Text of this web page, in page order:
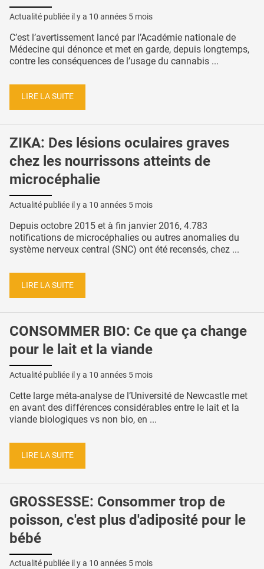
Actualité publiée il y a 10 années 5 mois
C’est l’avertissement lancé par l’Académie nationale de
Médecine qui dénonce et met en garde, depuis longtemps,
contre les conséquences de l’usage du cannabis ...
LIRE LA SUITE
ZIKA: Des lésions oculaires graves
chez les nourrissons atteints de
microcéphalie
Actualité publiée il y a 10 années 5 mois
Depuis octobre 2015 et à fin janvier 2016, 4.783
notifications de microcéphalies ou autres anomalies du
système nerveux central (SNC) ont été recensés, chez ...
LIRE LA SUITE
CONSOMMER BIO: Ce que ça change
pour le lait et la viande
Actualité publiée il y a 10 années 5 mois
Cette large méta-analyse de l’Université de Newcastle met
en avant des différences considérables entre le lait et la
viande biologiques vs non bio, en ...
LIRE LA SUITE
GROSSESSE: Consommer trop de
poisson, c'est plus d'adiposité pour le
bébé
Actualité publiée il y a 10 années 5 mois